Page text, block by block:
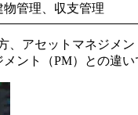
管理、収支管理
アセットマネジメ
ント（PM）との違い